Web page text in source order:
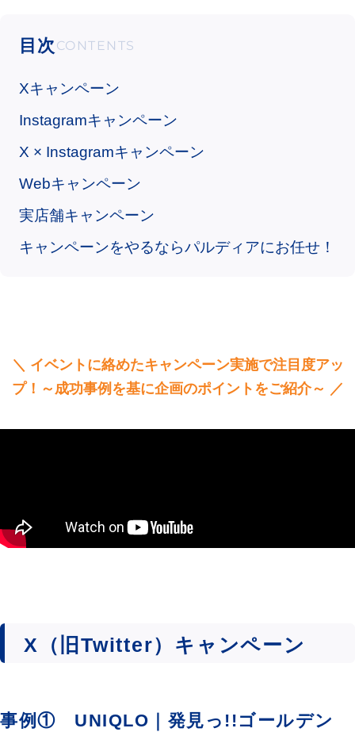
目次
Xキャンペーン
Instagramキャンペーン
X × Instagramキャンペーン
Webキャンペーン
実店舗キャンペーン
キャンペーンをやるならパルディアにお任せ！
＼ イベントに絡めたキャンペーン実施で注目度アッ
プ！～成功事例を基に企画のポイントをご紹介～ ／
X（旧Twitter）キャンペーン
事例① UNIQLO｜発見っ!!ゴールデン